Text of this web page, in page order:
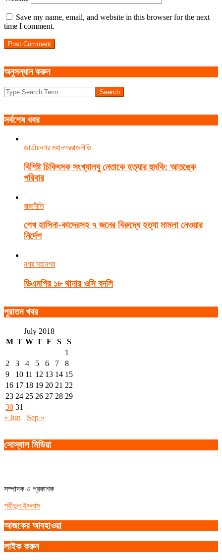
Save my name, email, and website in this browser for the next
time I comment.
অনুসন্ধান করুন
Search
সর্বশেষ খবর
জাতীয়নগর মহানগররাজনীতি
বিশিষ্ট চিকিৎসক সংখ্যালঘু নেতাকে হত্যার হুমকি: আতঙ্কে
পরিবার
রাজনীতি
শেখ হাসিনা-কাদেরসহ ৭ জনের বিরুদ্ধে হত্যা মামলা নেওয়ার
নির্দেশ
নগর মহানগর
ডিএমপির ১৮ থানার ওসি বদলি
পুরাতন খবর
July 2018
M T W T F S
S
1
2
3 4 5 6 7
8
9
10 11 12 13 14 15
16 17 18 19 20 21 22
23 24 25 26 27 28 29
30 31
« Jun
Sep »
সোস্যাল মিডিয়া
সম্পাদক ও প্রকাশক
শহীদুল ইসলাম
আজকের আবহাওয়া
লাইক করুন